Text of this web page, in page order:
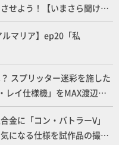
せよう！【いまさら聞けな
彫りとパネルライン】
ルマリア】ep20「私
スプリッター迷彩を施した
レイ仕様機」をMAX渡辺が
】
金に「コン・バトラーV」
になる仕様を試作品の撮り